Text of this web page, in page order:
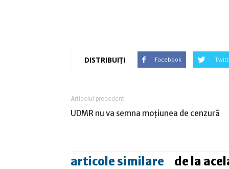
DISTRIBUIȚI Facebook
Articolul precedent
UDMR nu va semna moţiunea de cenzură
articole similare de la